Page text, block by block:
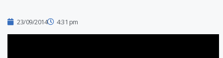
23/09/2014 4:31 pm